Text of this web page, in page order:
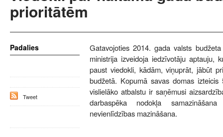
prioritātēm
Gatavojoties 2014. gada valsts
ministrija izveidoja iedzīvotāju aptauju,
paust viedokli, kādām, viņuprāt, jābūt
budžetā. Kopumā savas domas
vislielāko atbalstu ir saņēmusi
darbaspēka nodokļa
nevienlīdzības mazināšana.
Padalies
Tweet